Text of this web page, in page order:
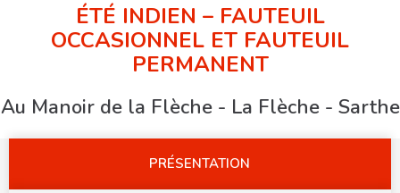
ÉTÉ INDIEN – FAUTEUIL
OCCASIONNEL ET FAUTEUIL
PERMANENT
Au Manoir de la Flèche - La Flèche - Sarthe
PRÉSENTATION